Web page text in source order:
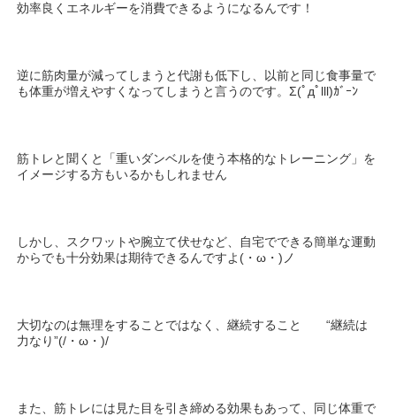
効率良くエネルギーを消費できるようになるんです！
逆に筋肉量が減ってしまうと代謝も低下し、以前と同じ食事量で
も体重が増えやすくなってしまうと言うのです。Σ(ﾟдﾟlll)ｶﾞｰﾝ
筋トレと聞くと「重いダンベルを使う本格的なトレーニング」を
イメージする方もいるかもしれません
しかし、スクワットや腕立て伏せなど、自宅でできる簡単な運動
からでも十分効果は期待できるんですよ(・ω・)ノ
大切なのは無理をすることではなく、継続すること “継続は
力なり”(/・ω・)/
また、筋トレには見た目を引き締める効果もあって、同じ体重で